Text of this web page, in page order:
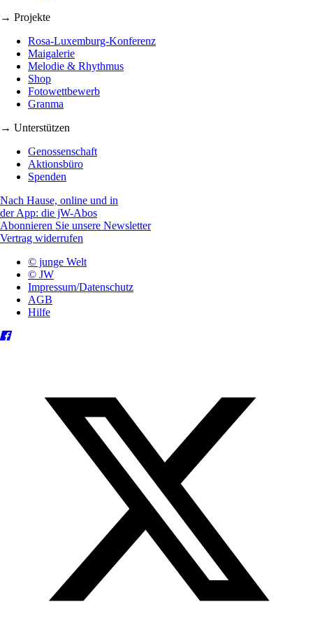
→ Projekte
Rosa-Luxemburg-Konferenz
Maigalerie
Melodie & Rhythmus
Shop
Fotowettbewerb
Granma
→ Unterstützen
Genossenschaft
Aktionsbüro
Spenden
Nach Hause, online und in
der App: die jW-Abos
Abonnieren Sie unsere Newsletter
Vertrag widerrufen
© junge Welt
© JW
Impressum/Datenschutz
AGB
Hilfe